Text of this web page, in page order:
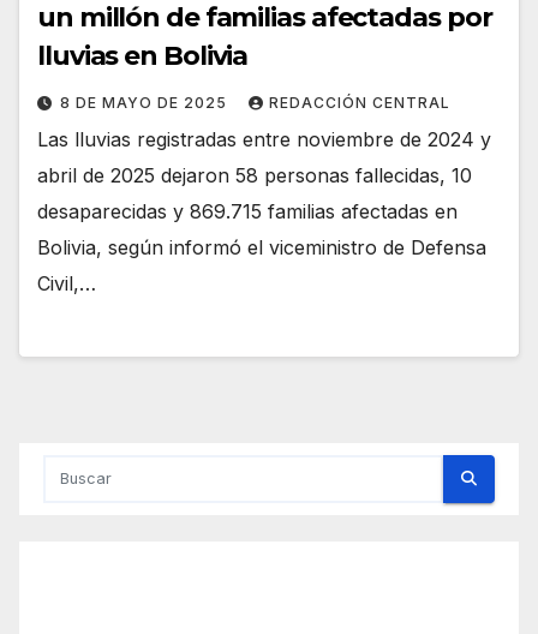
un millón de familias afectadas por
lluvias en Bolivia
8 DE MAYO DE 2025 REDACCIÓN CENTRAL
Las lluvias registradas entre noviembre de 2024 y
abril de 2025 dejaron 58 personas fallecidas, 10
desaparecidas y 869.715 familias afectadas en
Bolivia, según informó el viceministro de Defensa
Civil,…